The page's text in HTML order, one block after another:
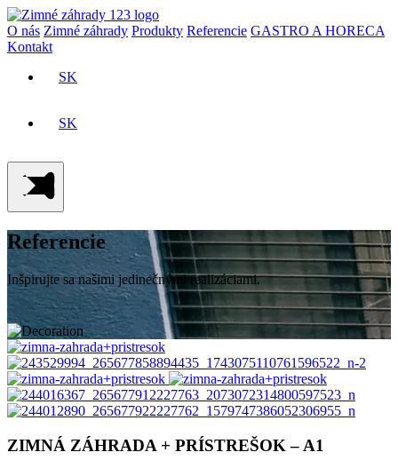
O nás Zimné záhrady Produkty Referencie GASTRO A HORECA
Kontakt
SK
SK
Referencie
Inšpirujte sa našimi jedinečnými realizáciami.
ZIMNÁ ZÁHRADA + PRÍSTREŠOK – A1